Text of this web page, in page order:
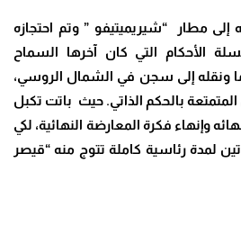
إلى مطار “شيريميتيفو ” وتم احتجازه
سلسلة الأحكام التي كان آخرها السماح
عليه لمدة 19 عاما ونقله إلى سجن في الشمال الروسي،
بالحكم الذاتي. حيث باتت تكبل
وإنهاء فكرة المعارضة النهائية، لكي
لمدة رئاسية كاملة تتوج منه “قيصر